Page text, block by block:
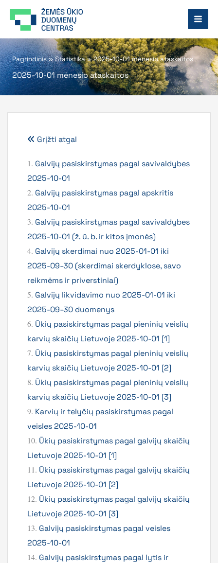
prie
Pagrindinis»Statistika»2025-10-01 mėnesio ataskaitos
2025-10-01 mėnesio ataskaitos
Grįžti atgal
1. Galvijų pasiskirstymas pagal savivaldybes
2025-10-01
2. Galvijų pasiskirstymas pagal apskritis
2025-10-01
3. Galvijų pasiskirstymas pagal savivaldybes
2025-10-01 (ž. ū. b. ir kitos įmonės)
4. Galvijų skerdimai nuo 2025-01-01 iki
2025-09-30 (skerdimai skerdyklose, savo
reikmėms ir priverstiniai)
5. Galvijų likvidavimo nuo 2025-01-01 iki
2025-09-30 duomenys
6. Ūkių pasiskirstymas pagal pieninių veislių
karvių skaičių Lietuvoje 2025-10-01 [1]
7. Ūkių pasiskirstymas pagal pieninių veislių
karvių skaičių Lietuvoje 2025-10-01 [2]
8. Ūkių pasiskirstymas pagal pieninių veislių
karvių skaičių Lietuvoje 2025-10-01 [3]
9. Karvių ir telyčių pasiskirstymas pagal
veisles 2025-10-01
10. Ūkių pasiskirstymas pagal galvijų skaičių
Lietuvoje 2025-10-01 [1]
11. Ūkių pasiskirstymas pagal galvijų skaičių
Lietuvoje 2025-10-01 [2]
12. Ūkių pasiskirstymas pagal galvijų skaičių
Lietuvoje 2025-10-01 [3]
13. Galvijų pasiskirstymas pagal veisles
2025-10-01
14. Galvijų pasiskirstymas pagal lytis ir